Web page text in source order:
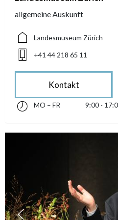
allgemeine Auskunft
Landesmuseum Zürich
+41 44 218 65 11
Kontakt
accessibility.sr-
Montag bis Freitag 09:00
MO – FR 9:00 -